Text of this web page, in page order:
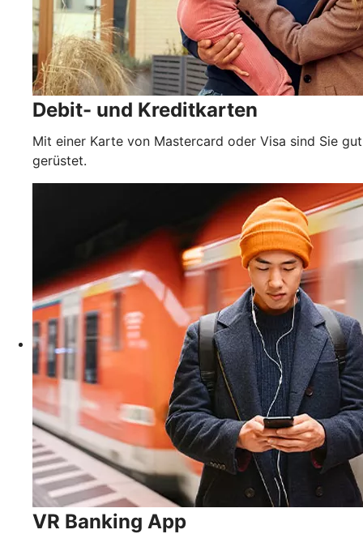
Debit- und Kreditkarten
Mit einer Karte von Mastercard oder Visa sind Sie gut
gerüstet.
VR Banking App